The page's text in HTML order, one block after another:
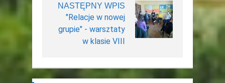
NASTĘPNY WPIS
"Relacje w nowej
grupie" - warsztaty
w klasie VIII